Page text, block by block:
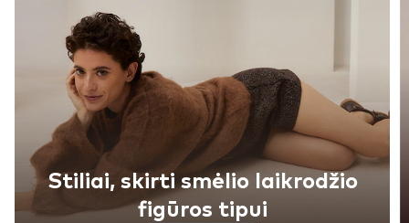
Stiliai, skirti smėlio laikrodžio
figūros tipui